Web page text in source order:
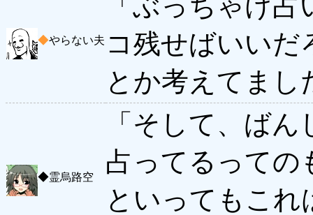
◆やらない夫 コ残せばいいだ
とか考えてまし
◆霊烏路空
「そして、ば
占ってるっての
といってもこ